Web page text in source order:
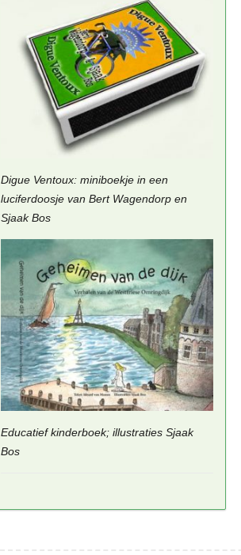
Digue Ventoux: miniboekje in een
luciferdoosje van Bert Wagendorp en
Sjaak Bos
Educatief kinderboek; illustraties Sjaak
Bos